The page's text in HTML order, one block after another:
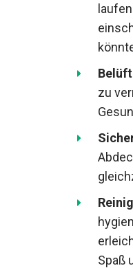
zu
Spaß